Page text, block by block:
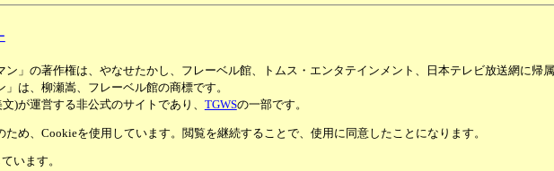
ン」の著作権は、やなせたかし、フレーベル館、トムス・エンタテインメント、日本テレビ放送網に帰属
は、柳瀬嵩、フレーベル館の商標です。
)が運営する非公式のサイトであり、 TGWSの一部です。
め、Cookieを使用しています。閲覧を継続することで、使用に同意したことになります。
います。